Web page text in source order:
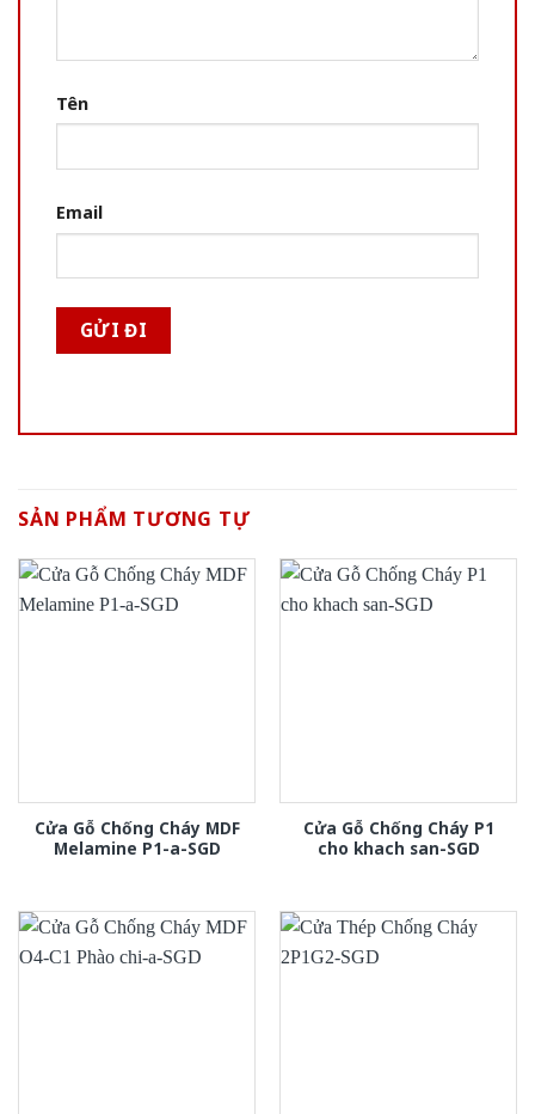
Tên
Email
SẢN PHẨM TƯƠNG TỰ
Cửa Gỗ Chống Cháy MDF
Melamine P1-a-SGD
Cửa Gỗ Chống Cháy P1
cho khach san-SGD